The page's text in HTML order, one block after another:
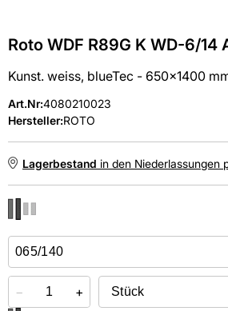
Roto WDF R89G K WD-6/14
Kunst. weiss, blueTec - 650x1400
Art.Nr:4080210023
Hersteller:ROTO
Lagerbestand in den Niederlassungen
Online kaufen &
− +